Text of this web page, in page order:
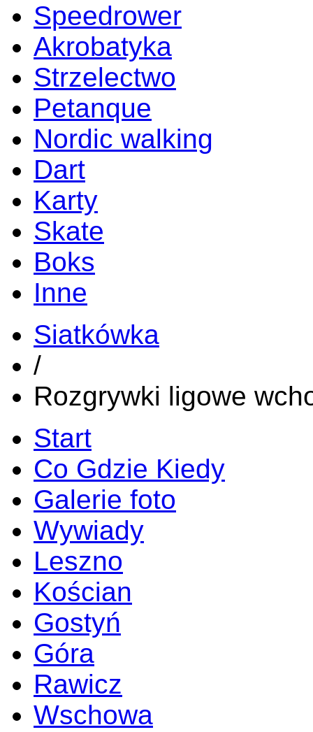
Speedrower
Akrobatyka
Strzelectwo
Petanque
Nordic walking
Dart
Karty
Skate
Boks
Inne
Siatkówka
/
Rozgrywki ligowe
Start
Co Gdzie Kiedy
Galerie foto
Wywiady
Leszno
Kościan
Gostyń
Góra
Rawicz
Wschowa